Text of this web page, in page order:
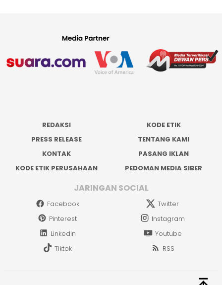
REDAKSI
KODE ETIK
PRESS RELEASE
TENTANG KAMI
KONTAK
PASANG IKLAN
KODE ETIK PERUSAHAAN
PEDOMAN MEDIA SIBER
JARINGAN SOCIAL
Facebook
Twitter
Pinterest
Instagram
Linkedin
Youtube
Tiktok
RSS